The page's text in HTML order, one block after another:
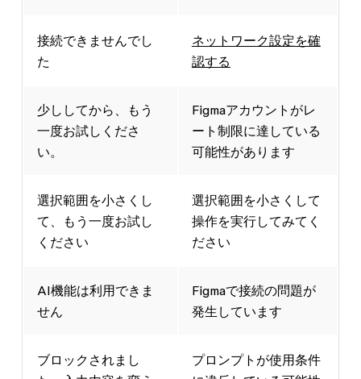
接続できませんでし
た
ネットワーク設定を確
認する
少ししてから、もう
一度お試しくださ
い。
Figmaアカウントがレ
ート制限に達している
可能性があります
選択範囲を小さくし
て、もう一度お試し
ください
選択範囲を小さくして
操作を実行してみてく
ださい
AI機能は利用できま
せん
Figmaで接続の問題が
発生しています
ブロックされまし
プロンプトが使用条件